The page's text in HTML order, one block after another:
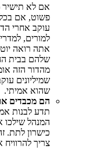
אם לא
עוקב אחרי
למורים,
אתה רואה
שלהם בבית
מהדור הזה
שמיליונים
שהוא אמיתי.
הם מכבדים
תדע לבנות
המנהל שילכו
כישרון לתת.
צריך